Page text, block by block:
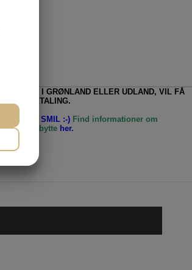
I GRØNLAND ELLER UDLAND, VIL FÅ
VED BETALING.
med et SMIL :-) Find informationer om
og bytte her.